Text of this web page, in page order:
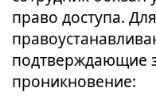
право доступа.
подтверждающие
проникновение: